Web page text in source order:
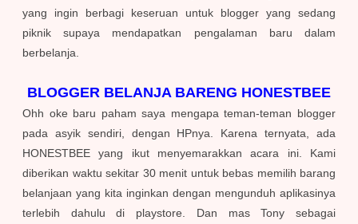
yang ingin berbagi keseruan untuk blogger yang sedang
piknik supaya mendapatkan pengalaman baru dalam
berbelanja.
BLOGGER BELANJA BARENG HONESTBEE
Ohh oke baru paham saya mengapa teman-teman blogger
pada asyik sendiri, dengan HPnya. Karena ternyata, ada
HONESTBEE yang ikut menyemarakkan acara ini. Kami
diberikan waktu sekitar 30 menit untuk bebas memilih barang
belanjaan yang kita inginkan dengan mengunduh aplikasinya
terlebih dahulu di playstore. Dan mas Tony sebagai